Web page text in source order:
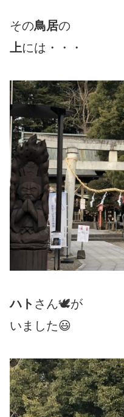
その鳥居の
上には・・・
ハト さん🕊が
いました😃